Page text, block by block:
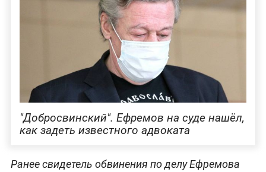
"Добросвинский". Ефремов на суде нашёл,
как задеть известного адвоката
Ранее свидетель обвинения по делу Ефремова